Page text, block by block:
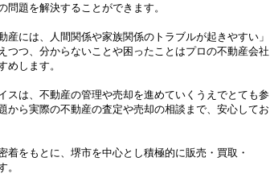
問題を解決することができます。
産には、人間関係や家族関係のトラブルが起きやすい」
つつ、分からないことや困ったことはプロの不動産会社
めします。
スは、不動産の管理や売却を進めていくうえでとても参
から実際の不動産の査定や売却の相談まで、安心してお
着をもとに、堺市を中心とし積極的に販売・買取・
。